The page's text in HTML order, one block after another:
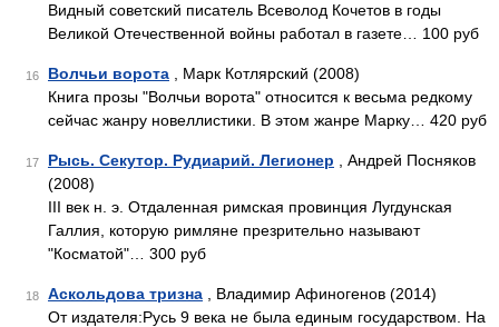
Видный советский писатель Всеволод Кочетов в годы
Великой Отечественной войны работал в газете… 100 руб
16 Волчьи ворота , Марк Котлярский (2008)
Книга прозы "Волчьи ворота" относится к весьма редкому
сейчас жанру новеллистики. В этом жанре Марку… 420 руб
17 Рысь. Секутор. Рудиарий. Легионер , Андрей Посняков
(2008)
III век н. э. Отдаленная римская провинция Лугдунская
Галлия, которую римляне презрительно называют
"Косматой"… 300 руб
18 Аскольдова тризна , Владимир Афиногенов (2014)
От издателя:Русь 9 века не была единым государством. На